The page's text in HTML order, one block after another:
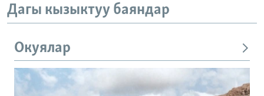
Дагы кызыктуу баяндар
Окуялар